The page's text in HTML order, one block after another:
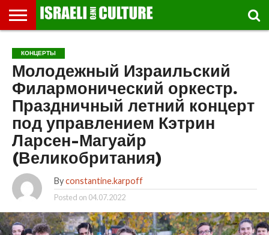
МУЗЕИ
СТРАНА
ФЕСТИВАЛЕЙ
ТЕАТР
КНИГИ.
ТЕКСТЫ
МУЗЫКА
РЕЛИГИЯ/
ИСТОРИЯ
ДВИЖЕНИЕ
ДЕТИ
ВЫХОДНОГО
ДНЯ
МАРШРУТЫ
ПРОГУЛЬЩИКА
ВИДЕО-
РЕЧИ
ВПЕЧАТЛЕНИЯ
ВСТРЕЧИ
И
ЛЕКЦИИ
ИНТЕРВЬЮ
КИНО
TEL
AVIV
GLOBAL
КОНЦЕРТЫ
Молодежный Израильский
Филармонический оркестр.
Праздничный летний концерт
под управлением Кэтрин
Ларсен-Магуайр
(Великобритания)
By constantine.karpoff
Posted on 04.07.2022